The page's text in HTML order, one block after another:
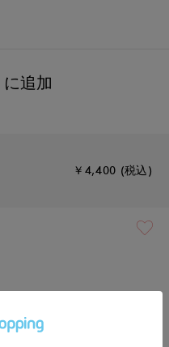
追加
￥4,400 (税込)